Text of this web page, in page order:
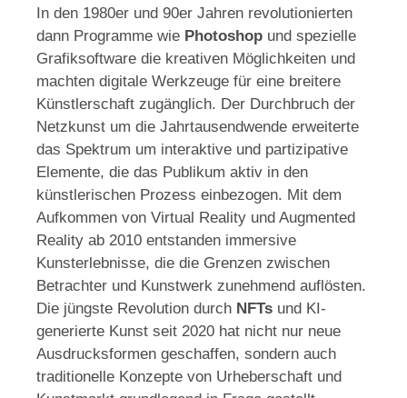
In den 1980er und 90er Jahren revolutionierten
dann Programme wie Photoshop und spezielle
Grafiksoftware die kreativen Möglichkeiten und
machten digitale Werkzeuge für eine breitere
Künstlerschaft zugänglich. Der Durchbruch der
Netzkunst um die Jahrtausendwende erweiterte
das Spektrum um interaktive und partizipative
Elemente, die das Publikum aktiv in den
künstlerischen Prozess einbezogen. Mit dem
Aufkommen von Virtual Reality und Augmented
Reality ab 2010 entstanden immersive
Kunsterlebnisse, die die Grenzen zwischen
Betrachter und Kunstwerk zunehmend auflösten.
Die jüngste Revolution durch NFTs und KI-
generierte Kunst seit 2020 hat nicht nur neue
Ausdrucksformen geschaffen, sondern auch
traditionelle Konzepte von Urheberschaft und